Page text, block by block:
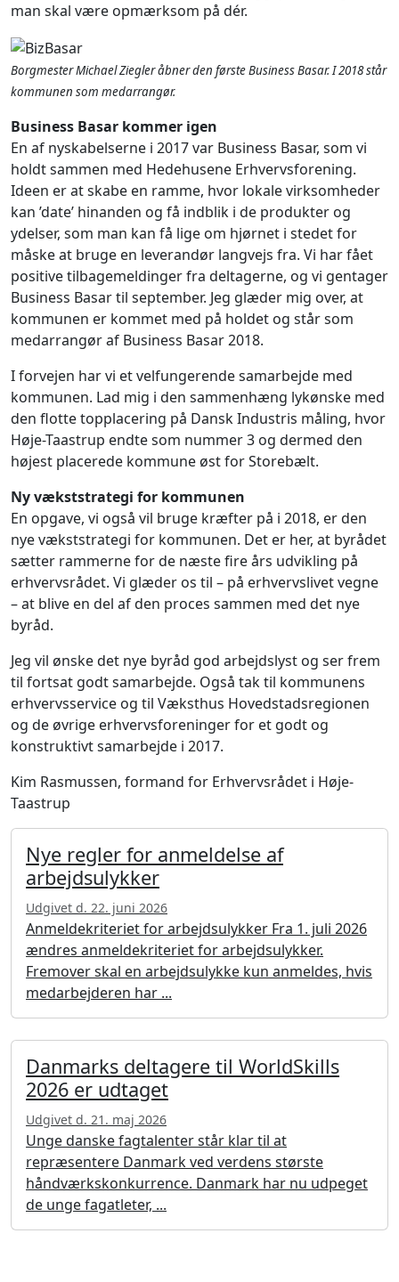
man skal være opmærksom på dér.
Borgmester Michael Ziegler åbner den første Business Basar. I 2018 står
kommunen som medarrangør.
Business Basar kommer igen
En af nyskabelserne i 2017 var Business Basar, som vi
holdt sammen med Hedehusene Erhvervsforening.
Ideen er at skabe en ramme, hvor lokale virksomheder
kan ’date’ hinanden og få indblik i de produkter og
ydelser, som man kan få lige om hjørnet i stedet for
måske at bruge en leverandør langvejs fra. Vi har fået
positive tilbagemeldinger fra deltagerne, og vi gentager
Business Basar til september. Jeg glæder mig over, at
kommunen er kommet med på holdet og står som
medarrangør af Business Basar 2018.
I forvejen har vi et velfungerende samarbejde med
kommunen. Lad mig i den sammenhæng lykønske med
den flotte topplacering på Dansk Industris måling, hvor
Høje-Taastrup endte som nummer 3 og dermed den
højest placerede kommune øst for Storebælt.
Ny vækststrategi for kommunen
En opgave, vi også vil bruge kræfter på i 2018, er den
nye vækststrategi for kommunen. Det er her, at byrådet
sætter rammerne for de næste fire års udvikling på
erhvervsrådet. Vi glæder os til – på erhvervslivet vegne
– at blive en del af den proces sammen med det nye
byråd.
Jeg vil ønske det nye byråd god arbejdslyst og ser frem
til fortsat godt samarbejde. Også tak til kommunens
erhvervsservice og til Væksthus Hovedstadsregionen
og de øvrige erhvervsforeninger for et godt og
konstruktivt samarbejde i 2017.
Kim Rasmussen, formand for Erhvervsrådet i Høje-
Taastrup
Nye regler for anmeldelse af
arbejdsulykker
Udgivet d. 22. juni 2026
Anmeldekriteriet for arbejdsulykker Fra 1. juli 2026
ændres anmeldekriteriet for arbejdsulykker.
Fremover skal en arbejdsulykke kun anmeldes, hvis
medarbejderen har ...
Danmarks deltagere til WorldSkills
2026 er udtaget
Udgivet d. 21. maj 2026
Unge danske fagtalenter står klar til at
repræsentere Danmark ved verdens største
håndværkskonkurrence. Danmark har nu udpeget
de unge fagatleter, ...